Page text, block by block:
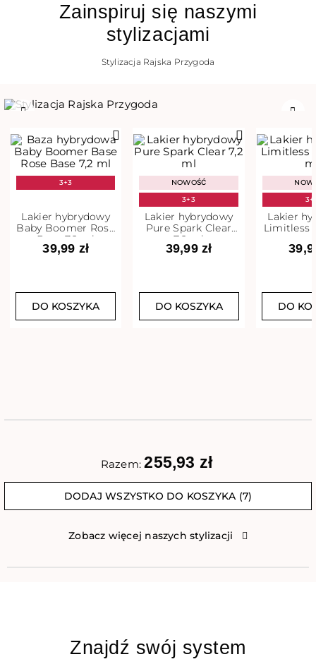
Zainspiruj się naszymi
stylizacjami
Stylizacja Rajska Przygoda
3+3
Lakier hybrydowy
Baby Boomer Rose
Base 7,2 ml
39,99 zł
DO KOSZYKA
NOWOŚĆ
3+3
Lakier hybrydowy
Pure Spark Clear
7,2 ml
39,99 zł
DO KOSZYKA
Lakier
Limitless
DO
Razem:255,93 zł
DODAJ WSZYSTKO DO KOSZYKA (7)
Zobacz więcej naszych stylizacji
Znajdź swój system